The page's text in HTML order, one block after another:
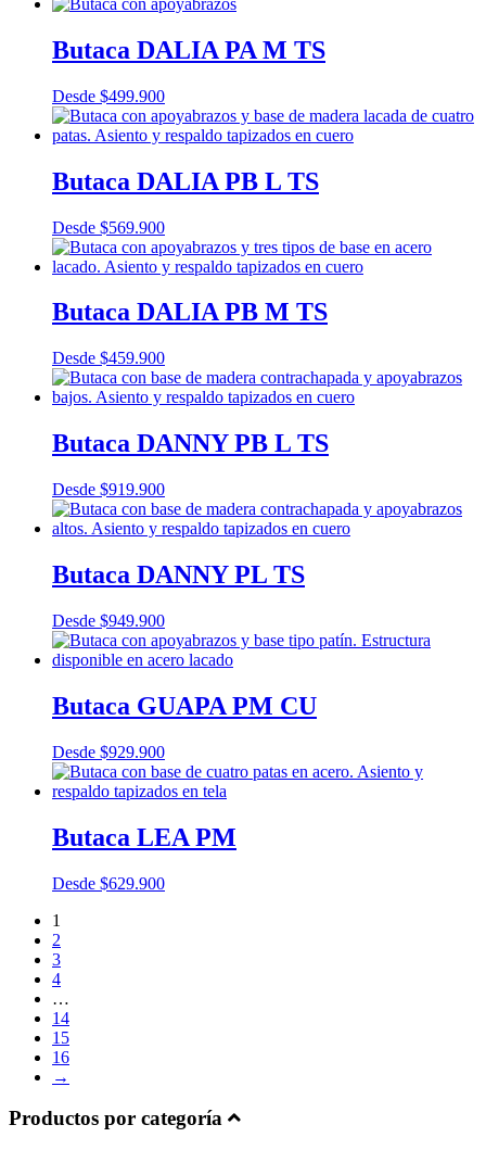
Butaca DALIA PA M TS
Desde $499.900
Butaca DALIA PB L TS
Desde $569.900
Butaca DALIA PB M TS
Desde $459.900
Butaca DANNY PB L TS
Desde $919.900
Butaca DANNY PL TS
Desde $949.900
Butaca GUAPA PM CU
Desde $929.900
Butaca LEA PM
Desde $629.900
1
2
3
4
…
14
15
16
→
Productos por categoría